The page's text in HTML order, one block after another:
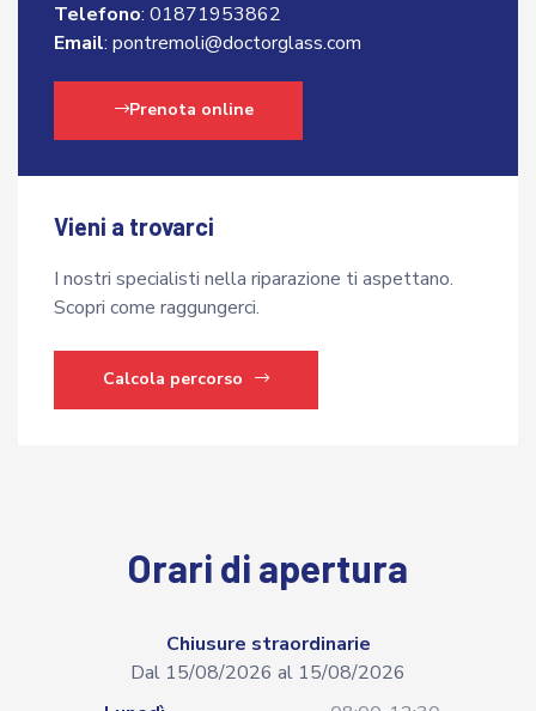
Telefono: 01871953862
Email: pontremoli@doctorglass.com
Prenota online
Vieni a trovarci
I nostri specialisti nella riparazione ti aspettano.
Scopri come raggungerci.
Calcola percorso
Orari di apertura
Chiusure straordinarie
Dal 15/08/2026 al 15/08/2026